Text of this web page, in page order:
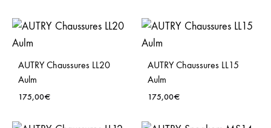
AUTRY Chaussures LL20
Aulm
175,00€
AUTRY Chaussures LL15
Aulm
175,00€